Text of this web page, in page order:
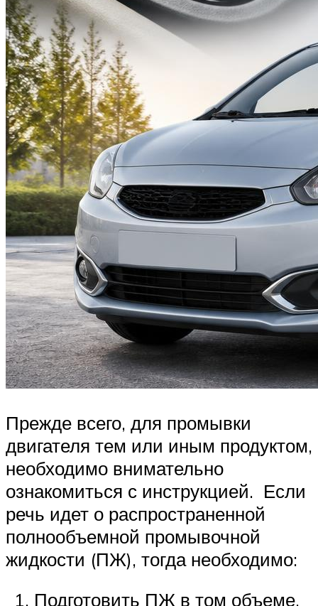
Прежде всего, для промывки
двигателя тем или иным продуктом,
необходимо внимательно
ознакомиться с инструкцией. Если
речь идет о распространенной
полнообъемной промывочной
жидкости (ПЖ), тогда необходимо:
Подготовить ПЖ в том объеме,